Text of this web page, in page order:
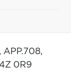
APP.708,
0R9